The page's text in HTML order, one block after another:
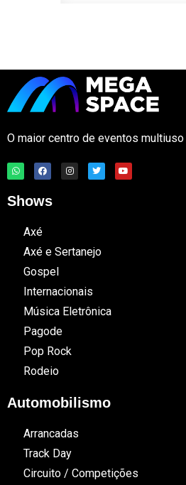
O maior centro de eventos
Shows
Axé
Axé e Sertanejo
Gospel
Internacionais
Música Eletrônica
Pagode
Pop Rock
Rodeio
Automobilismo
Arrancadas
Track Day
Circuito / Competições